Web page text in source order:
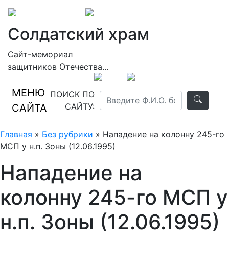
Солдатский храм
Сайт-мемориал
защитников Отечества...
МЕНЮ
САЙТА
ПОИСК ПО
САЙТУ:
Главная » Без рубрики » Нападение на колонну 245-го
МСП у н.п. Зоны (12.06.1995)
Нападение на
колонну 245-го МСП у
н.п. Зоны (12.06.1995)